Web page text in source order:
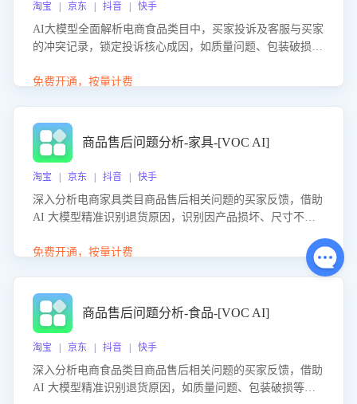
淘宝 | 京东 | 抖音 | 快手
AI大模型全面解析电商食品类目中，买家投诉及客服与买家
的冲突记录，锁定投诉核心成因，如质量问题、包装破损
置差评防控，提升客户满意度。
免费开通，按量计费
商品售后问题分析-家具-[VOC AI]
淘宝 | 京东 | 抖音 | 快手
深入分析电商家具类目商品售后相关问题的买家反馈，借助
AI 大模型精准识别退货原因，识别因产品损坏、尺寸不符
力商家优化产品或服务，实现销售额的显著提升。
免费开通，按量计费
商品售后问题分析-食品-[VOC AI]
淘宝 | 京东 | 抖音 | 快手
深入分析电商食品类目商品售后相关问题的买家反馈，借助
AI 大模型精准识别退货原因，如质量问题、包装破损等，